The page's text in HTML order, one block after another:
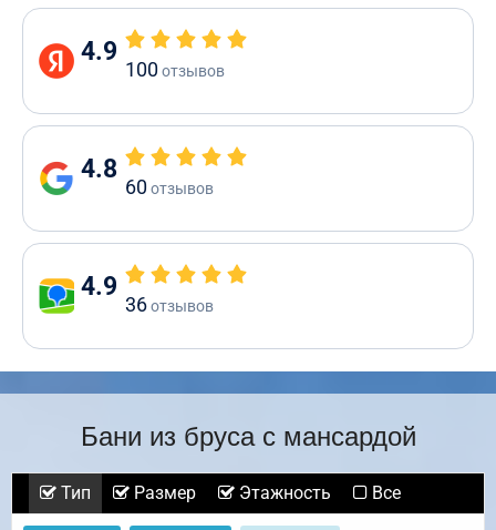
4.9
100отзывов
4.8
60отзывов
4.9
36отзывов
Бани из бруса с мансардой
Тип Размер Этажность Все